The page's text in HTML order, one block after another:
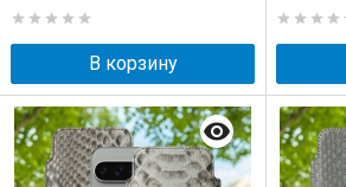
В корзину